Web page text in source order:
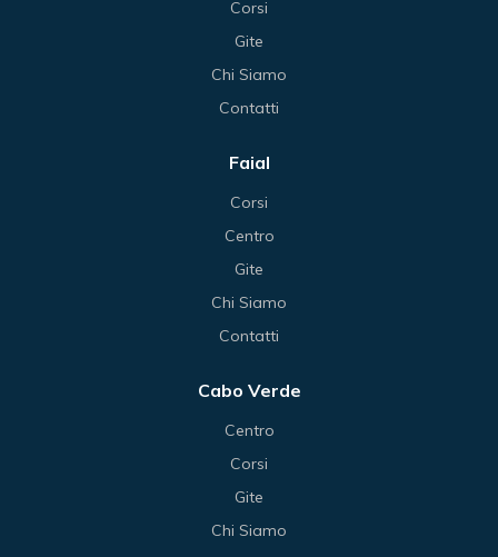
Corsi
Gite
Chi Siamo
Contatti
Faial
Corsi
Centro
Gite
Chi Siamo
Contatti
Cabo Verde
Centro
Corsi
Gite
Chi Siamo